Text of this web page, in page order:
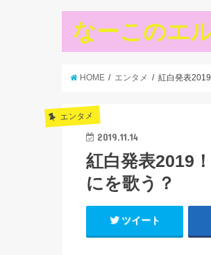
なーこのエ
HOME エンタメ 紅白発表
エンタメ
2019.11.14
紅白発表2019
にを歌う？
ツイート